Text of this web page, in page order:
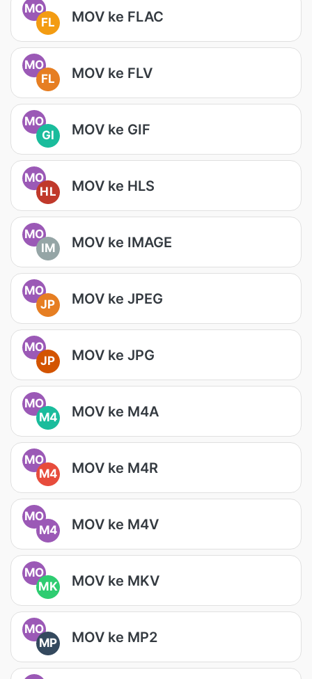
MO
FL
MOV ke FLAC
MO
FL
MOV ke FLV
MO
GI
MOV ke GIF
MO
HL
MOV ke HLS
MO
IM
MOV ke IMAGE
MO
JP
MOV ke JPEG
MO
JP
MOV ke JPG
MO
M4
MOV ke M4A
MO
M4
MOV ke M4R
MO
M4
MOV ke M4V
MO
MK
MOV ke MKV
MO
MP
MOV ke MP2